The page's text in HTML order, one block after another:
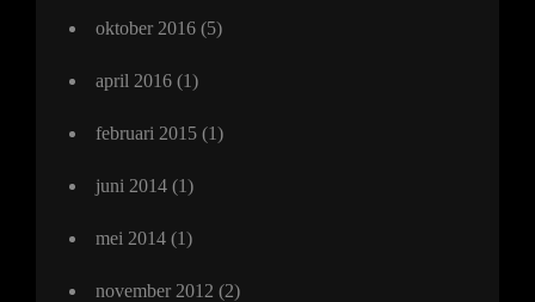
oktober 2016 (5)
april 2016 (1)
februari 2015 (1)
juni 2014 (1)
mei 2014 (1)
november 2012 (2)